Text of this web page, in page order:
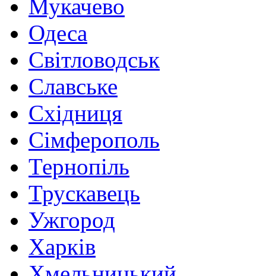
Мукачево
Одеса
Світловодськ
Славське
Східниця
Сімферополь
Тернопіль
Трускавець
Ужгород
Харків